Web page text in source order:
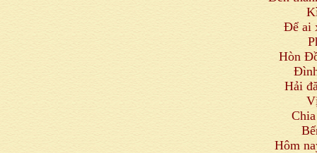
Để ai
Hòn
Hải
Hôm